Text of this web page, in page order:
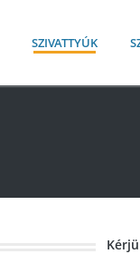
SZIVATTYÚK